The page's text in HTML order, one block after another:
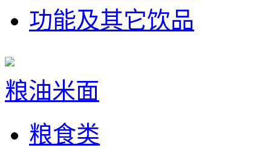
功能及其它饮品
粮油米面
粮食类